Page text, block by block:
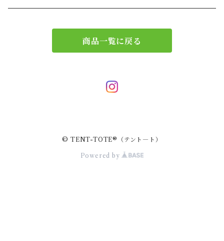
商品一覧に戻る
© TENT-TOTE®（テント―ト）
Powered by